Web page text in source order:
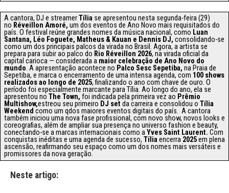
A cantora, DJ e streamerTíliase apresentou nesta segunda-feira (29)
no Réveillon Amoré, um dos eventos de Ano Novo mais requisitados do
país. O festival reúne grandes nomes da música nacional, como Luan
Santana, Léo Foguete, Matheus & Kauan e Dennis DJ, consolidando-se
como um dos principais palcos da virada no Brasil. Agora, a artista se
prepara para subir ao palco do Rio Réveillon 2026, na virada oficial da
capital carioca — considerada a maior celebração de Ano Novo do
mundo. A apresentação acontece no Palco Sesc Sepetiba, na Praia de
Sepetiba, e marca o encerramento de uma intensa agenda, com 100 shows
realizados ao longo de 2025, finalizando o ano com chave de ouro. O
período foi especialmente marcante para Tília. Ao longo do ano, ela se
apresentou no The Town, foi indicada pela primeira vez ao Prêmio
Multishow,estreou seu primeiro DJ set da carreira e consolidou o Tília
Weekend como um qdos maiores eventos digitais do país. A cantora
também iniciou uma nova fase profissional, com novo show, novos looks e
coreografias, além de ampliar sua presença no universo fashion e beauty,
conectando-se a marcas internacionais como aYves Saint Laurent. Com
conquistas inéditas e uma agenda de sucesso, Tíliaencerra 2025em plena
ascensão, reafirmando seu espaço como um dos nomes mais versáteis e
promissores da nova geração.
Neste artigo: